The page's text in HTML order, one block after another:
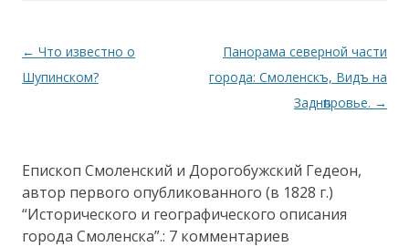
Навигация по записям
← Что известно о
Шупинском?
Панорама северной части
города: Смоленскъ, Видъ на
Заднѣпровье. →
Епископ Смоленский и Дорогобужский Гедеон,
автор первого опубликованного (в 1828 г.)
“Исторического и географического описания
города Смоленска”.: 7 комментариев